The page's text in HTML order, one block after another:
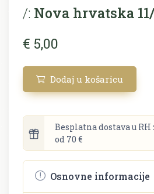
/: Nova hrvatska
€ 5,00
Dodaj u košaricu
Besplatna dostava u RH
od 70 €
Osnovne informacije